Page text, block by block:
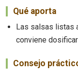
Qué aporta
Las salsas listas
conviene
Consejo